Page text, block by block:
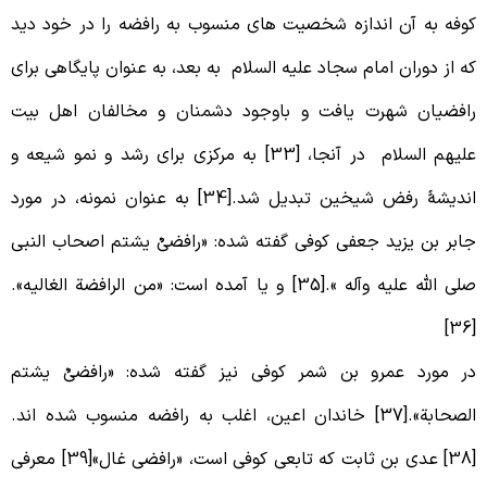
به آن اندازه شخصیت های منسوب به رافضه را در خود دید
از دوران امام سجاد علیه السلام به بعد، به عنوان پایگاهی برای
شهرت یافت و باوجود دشمنان و مخالفان اهل بیت
علیهم السلام در آنجا، [33] به مرکزی برای رشد و نمو شیعه و
اندیشۀ رفض شیخین تبدیل شد.[34] به عنوان نمونه، در مورد
بن یزید جعفی کوفی گفته شده: «رافضیٌ یشتم اصحاب النبی
صلی الله علیه وآله ».[35] و یا آمده است: «من الرافضة الغالیه».
مورد عمرو بن شمر کوفی نیز گفته شده: «رافضیٌ یشتم
الصحابة».[37] خاندان اعین، اغلب به رافضه منسوب شده اند.
[38] عدی بن ثابت که تابعی کوفی است، «رافضی غال»[39] معرفی